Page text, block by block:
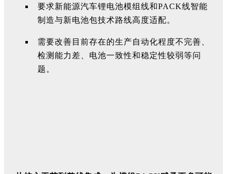
要求新能源汽车锂电池模组线和PACK线智能
制造与新电池包技术路线高度适配。
需要改善目前存在的生产自动化程度不完善、
检测能力差、电池一致性和稳定性较弱等问
题。